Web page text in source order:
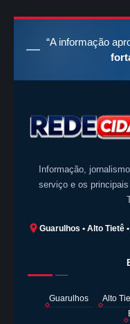
“A informação
Informação,
serviço e os
Guarulhos • Alto Tietê
Guarulhos Alto